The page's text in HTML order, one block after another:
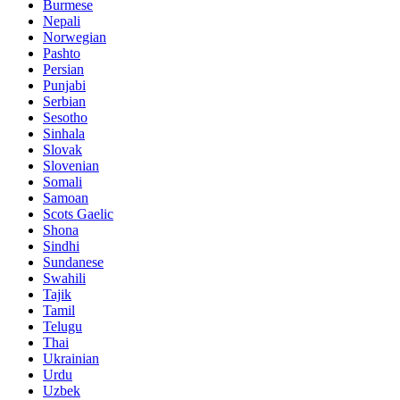
Burmese
Nepali
Norwegian
Pashto
Persian
Punjabi
Serbian
Sesotho
Sinhala
Slovak
Slovenian
Somali
Samoan
Scots Gaelic
Shona
Sindhi
Sundanese
Swahili
Tajik
Tamil
Telugu
Thai
Ukrainian
Urdu
Uzbek